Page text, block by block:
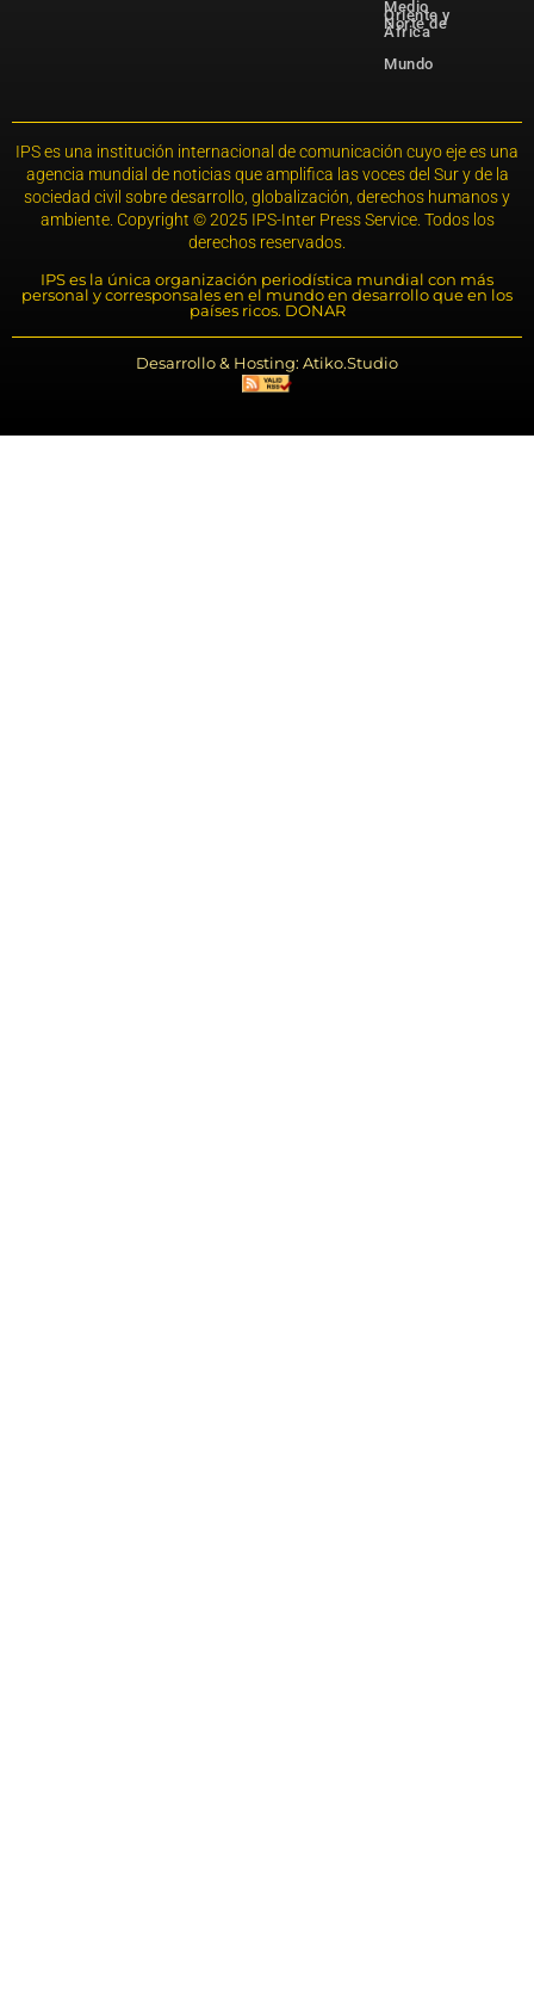
Medio
Oriente y
Norte de
África
Mundo
IPS es una institución internacional de comunicación cuyo eje es una
agencia mundial de noticias que amplifica las voces del Sur y de la
sociedad civil sobre desarrollo, globalización, derechos humanos y
ambiente. Copyright © 2025 IPS-Inter Press Service. Todos los
derechos reservados.
IPS es la única organización periodística mundial con más
personal y corresponsales en el mundo en desarrollo que en los
países ricos. DONAR
Desarrollo & Hosting: Atiko.Studio